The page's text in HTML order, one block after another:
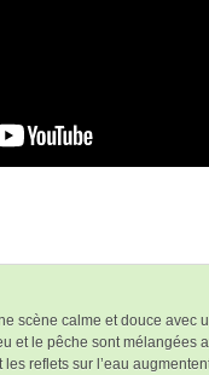
scène calme et douce avec
et le pêche sont mélangées
reflets sur l’eau